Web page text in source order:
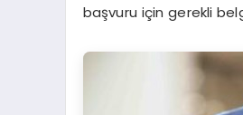
başvuru için gerekli